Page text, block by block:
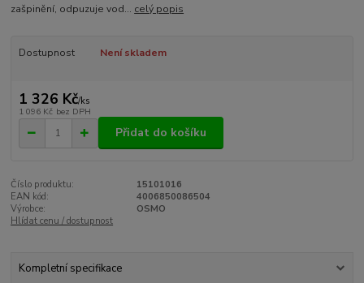
zašpinění, odpuzuje vod... celý popis
Dostupnost Není skladem
1 326 Kč/ks
1 096 Kč bez DPH
Přidat do košíku
Číslo produktu:
15101016
EAN kód:
4006850086504
Výrobce:
OSMO
Hlídat cenu / dostupnost
Kompletní specifikace